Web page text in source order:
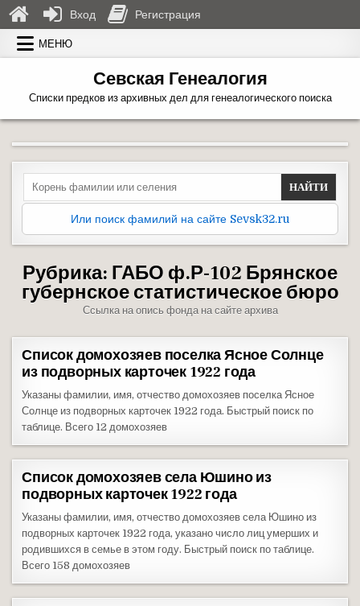
Перейти к содержимому
МЕНЮ
Севская Генеалогия
Списки предков из архивных дел для генеалогического поиска
Search for:
Или поиск фамилий на сайте Sevsk32.ru
Рубрика: ГАБО ф.Р-102 Брянское
губернское статистическое бюро
Ссылка на опись фонда на сайте архива
Список домохозяев поселка Ясное Солнце
из подворных карточек 1922 года
Указаны фамилии, имя, отчество домохозяев поселка Ясное
Солнце из подворных карточек 1922 года. Быстрый поиск по
таблице. Всего 12 домохозяев
Список домохозяев села Юшино из
подворных карточек 1922 года
Указаны фамилии, имя, отчество домохозяев села Юшино из
подворных карточек 1922 года, указано число лиц умерших и
родившихся в семье в этом году. Быстрый поиск по таблице.
Всего 158 домохозяев
Вход Регистрация